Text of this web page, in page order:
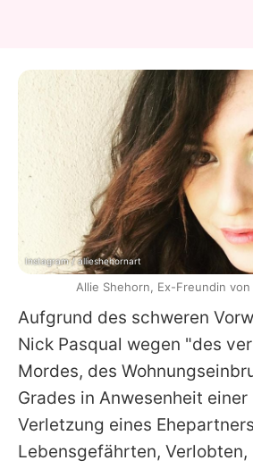
Aufgrund des schweren
Nick Pasqual wegen "des
Mordes, des
Grades in Anwesenheit
Verletzung eines
Lebensgefährten, Verlobten,
Instagram / allieshehornart
Allie Shehorn, Ex-Freundin von